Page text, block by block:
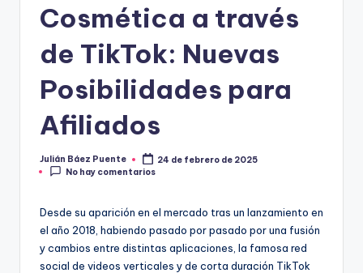
Cosmética a través
de TikTok: Nuevas
Posibilidades para
Afiliados
Publicado
por
Julián Báez Puente
24 de febrero de 2025
No hay comentarios
Desde su aparición en el mercado tras un lanzamiento en
el año 2018, habiendo pasado por pasado por una fusión
y cambios entre distintas aplicaciones, la famosa red
social de videos verticales y de corta duración TikTok